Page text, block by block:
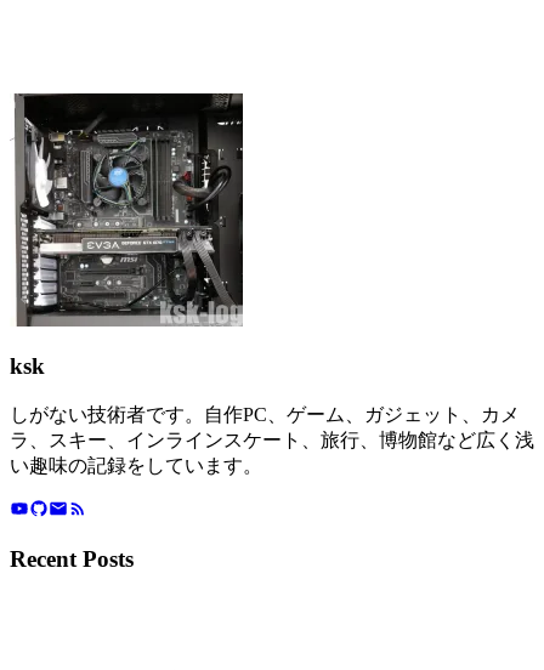
ksk
しがない技術者です。自作PC、ゲーム、ガジェット、カメ
ラ、スキー、インラインスケート、旅行、博物館など広く浅
い趣味の記録をしています。
Recent Posts